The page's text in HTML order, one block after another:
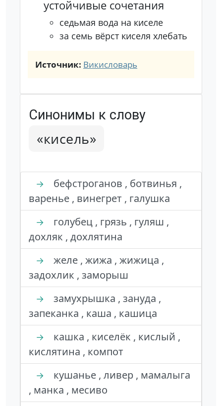
устойчивые сочетания
седьмая вода на киселе
за семь вёрст киселя хлебать
Источник: Викисловарь
Синонимы к слову
«кисель»
→
бефстроганов , ботвинья ,
варенье , винегрет , галушка
→
голубец , грязь , гуляш ,
дохляк , дохлятина
→
желе , жижа , жижица ,
задохлик , заморыш
→
замухрышка , зануда ,
запеканка , каша , кашица
→
кашка , киселёк , кислый ,
кислятина , компот
→
кушанье , ливер , мамалыга
, манка , месиво